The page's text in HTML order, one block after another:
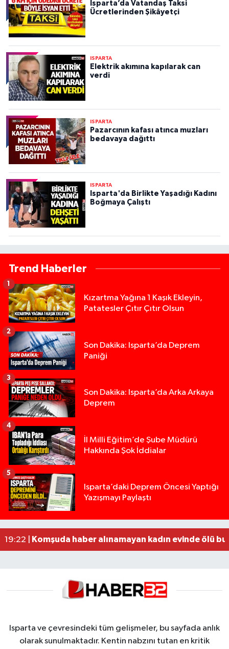
Isparta’da Vatandaş Taksi
Ücretlerinden Şikâyetçi
ISPARTA
Elektrik akımına kapılarak can
verdi
ISPARTA
Pazarcının kafası atınca muzları
bedavaya dağıttı
ISPARTA
Isparta'da Birlikte Yaşadığı Kadını
Boğmaya Çalıştı
Trend Haberler
Kızartma Yağına 1 Kaşık Ekleyin,
Patatesler Çıtır Çıtır Olsun
1
Son Dakika: Isparta’da Deprem
Paniği
2
Son Dakika: Isparta’da Arka Arkaya
Deprem
3
İl Milli Eğitim’de Şube Müdürü
Hakkında Şok İddialar
4
Isparta’daki Deprem Öncesi Yaptığı
Yazışmayı Paylaştı
5
13:00 |Yığılca'da kardeşler arasındaki silahlı kavgada
12:48 |Tur teknesi çalışanlarının birbirine girdiği kavga
02:26 |MOTOSİKLETLE ÇARPIŞAN OTOMOBİL GÜL
19:22 |
Komşuda haber alınamayan kadın evinde ölü
Isparta ve çevresindeki tüm gelişmeler, bu sayfada anlık
olarak sunulmaktadır. Kentin nabzını tutan en kritik